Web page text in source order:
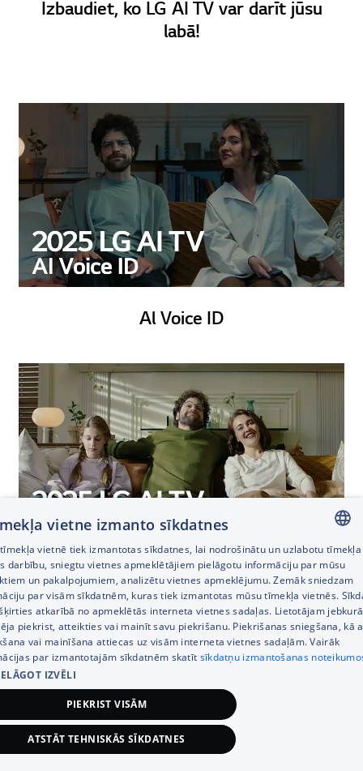
450,00€
Izbaudiet, ko LG AI TV var darīt jūsu
labā!
Al Voice ID
AI Search
LATVIAN
RUSSIAN
ENGLISH
vietne izmanto sīkdatnes
vietnē tiek izmantotas sīkdatnes, lai nodrošinātu un uzlabotu tīmekļa
darbību, sniegtu vietnes apmeklētājiem pielāgotu informāciju par mūsu
un pakalpojumiem, analizētu vietnes apmeklējumu. Zemāk sniedzam
par visām sīkdatnēm, kuras tiek izmantotas mūsu tīmekļa vietnēs.
atkarībā no apmeklētās interneta vietnes sadaļas. Lietotājam
piekrist, atteikties vai mainīt savu piekrišanu. Piekrišanas sniegšana, kā
vai mainīšana attiecas uz visām interneta vietnes sadaļām. Vairāk
par izmantotajām sīkdatnēm skatīt sīkdatņu izmantošanas
IZVĒLI
PIEKRIST VISĀM
ATSTĀT TEHNISKĀS SĪKDATNES